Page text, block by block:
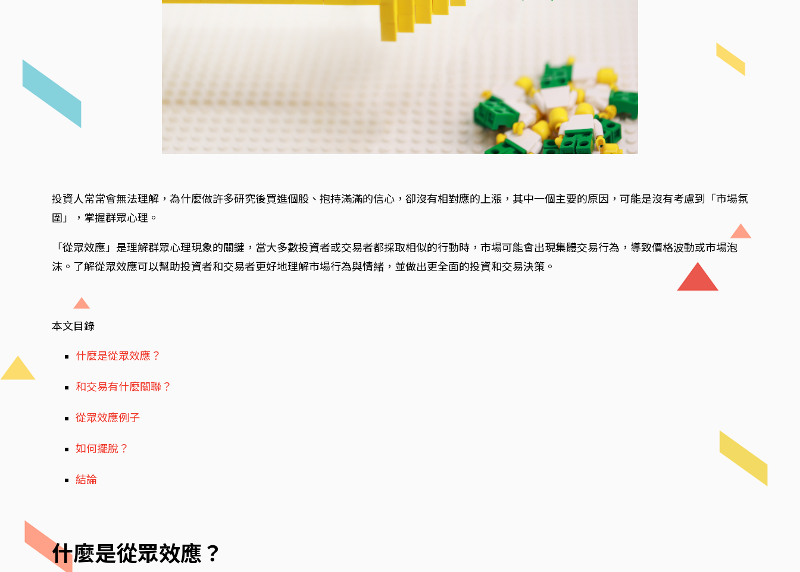
投資人常常會無法理解，為什麼做許多研究後買進個股、抱持滿滿的信心，卻沒有相對應的上漲，其中一個主要的原因，可能是沒有考慮到「市場氛
圍」，掌握群眾心理。
「從眾效應」是理解群眾心理現象的關鍵，當大多數投資者或交易者都採取相似的行動時，市場可能會出現集體交易行為，導致價格波動或市場泡
沫。了解從眾效應可以幫助投資者和交易者更好地理解市場行為與情緒，並做出更全面的投資和交易決策。
本文目錄
什麼是從眾效應？
和交易有什麼關聯？
從眾效應例子
如何擺脫？
結論
什麼是從眾效應？